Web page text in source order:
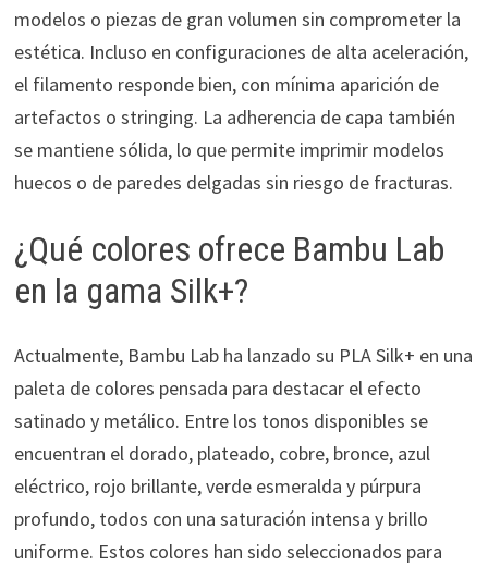
modelos o piezas de gran volumen sin comprometer la
estética. Incluso en configuraciones de alta aceleración,
el filamento responde bien, con mínima aparición de
artefactos o stringing. La adherencia de capa también
se mantiene sólida, lo que permite imprimir modelos
huecos o de paredes delgadas sin riesgo de fracturas.
¿Qué colores ofrece Bambu Lab
en la gama Silk+?
Actualmente, Bambu Lab ha lanzado su PLA Silk+ en una
paleta de colores pensada para destacar el efecto
satinado y metálico. Entre los tonos disponibles se
encuentran el dorado, plateado, cobre, bronce, azul
eléctrico, rojo brillante, verde esmeralda y púrpura
profundo, todos con una saturación intensa y brillo
uniforme. Estos colores han sido seleccionados para